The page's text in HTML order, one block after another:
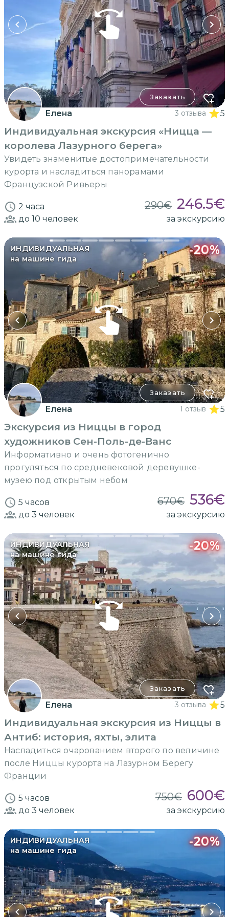
Заказать
Елена 3 отзыва 5
Индивидуальная экскурсия «Ницца —
королева Лазурного берега»
Увидеть знаменитые достопримечательности
курорта и насладиться панорамами
Французской Ривьеры
2 часа 290€ 246.5€
до 10 человек за экскурсию
ИНДИВИДУАЛЬНАЯ
на машине гида
-20%
Заказать
Елена 1 отзыв 5
Экскурсия из Ниццы в город
художников Сен-Поль-де-Ванс
Информативно и очень фотогенично
прогуляться по средневековой деревушке-
музею под открытым небом
5 часов 670€ 536€
до 3 человек за экскурсию
ИНДИВИДУАЛЬНАЯ
на машине гида
-20%
Заказать
Елена 3 отзыва 5
Индивидуальная экскурсия из Ниццы в
Антиб: история, яхты, элита
Насладиться очарованием второго по величине
после Ниццы курорта на Лазурном Берегу
Франции
5 часов 750€ 600€
до 3 человек за экскурсию
ИНДИВИДУАЛЬНАЯ
на машине гида
-20%